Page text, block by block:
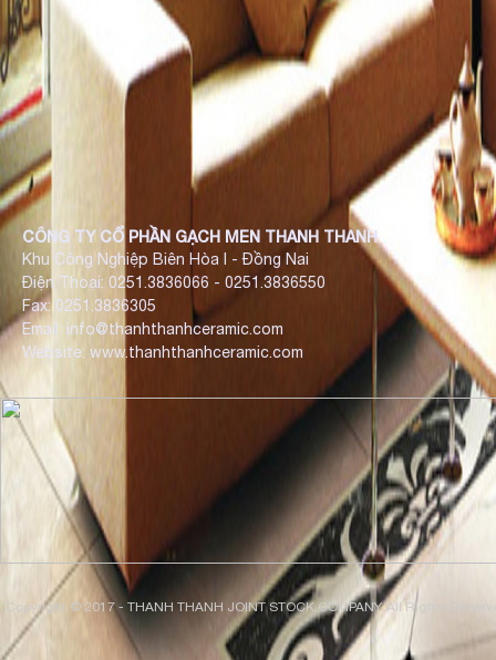
CÔNG TY CỔ PHẦN GẠCH MEN THANH THANH
Khu Công Nghiệp Biên Hòa I - Đồng Nai
Điện Thoại: 0251.3836066 - 0251.3836550
Fax: 0251.3836305
Email: info@thanhthanhceramic.com
Website: www.thanhthanhceramic.com
Copyright © 2017 - THANH THANH JOINT STOCK COMPANY. All Rights